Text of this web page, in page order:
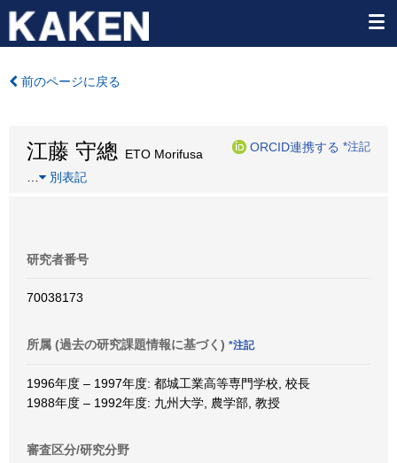
前のページに戻る
江藤 守總 ETO Morifusa
ORCID連携する *注記
別表記
研究者番号
70038173
所属 (過去の研究課題情報に基づく) *注記
1996年度 – 1997年度: 都城工業高等専門学校, 校長
1988年度 – 1992年度: 九州大学, 農学部, 教授
審査区分/研究分野